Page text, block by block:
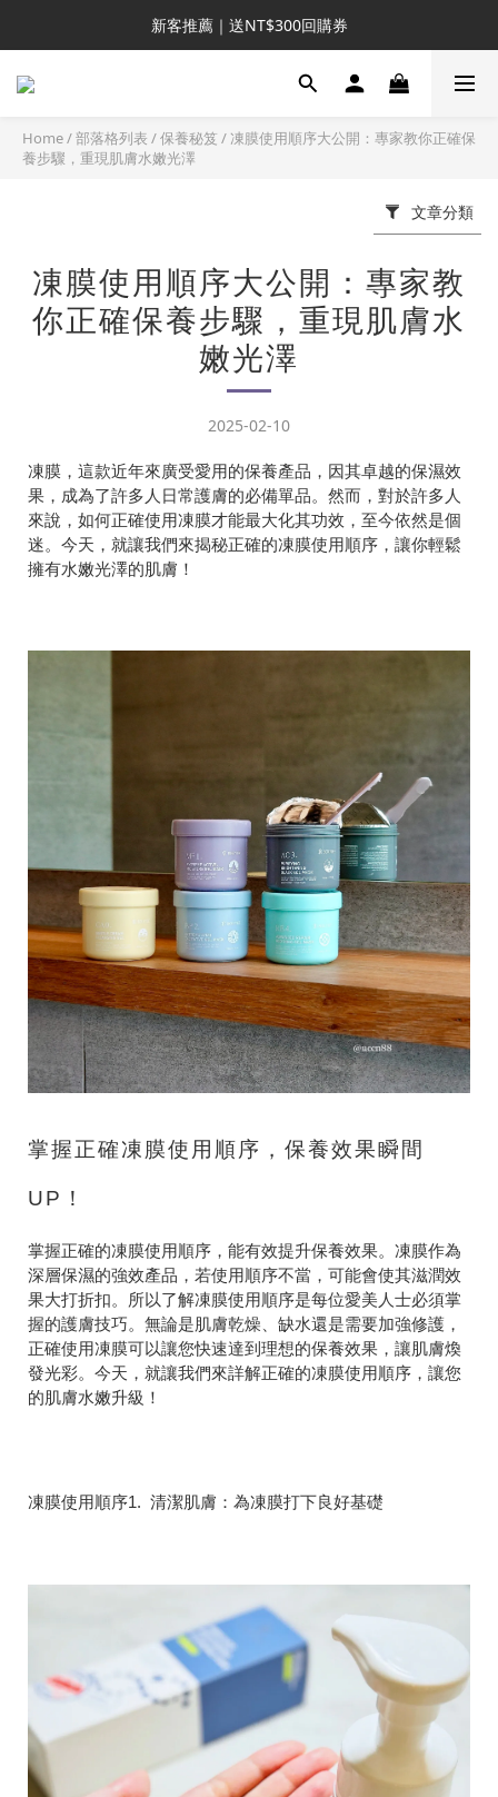
新客推薦｜送NT$300回購券
新客推薦｜送NT$300回購券
升VIP首推｜買4送6起
Home/部落格列表 /保養秘笈 / 凍膜使用順序大公開：專家教你正確保
養步驟，重現肌膚水嫩光澤
文章分類
凍膜使用順序大公開：專家教
你正確保養步驟，重現肌膚水
嫩光澤
2025-02-10
凍膜，這款近年來廣受愛用的保養產品，因其卓越的保濕效
果，成為了許多人日常護膚的必備單品。然而，對於許多人
來說，如何正確使用凍膜才能最大化其功效，至今依然是個
迷。今天，就讓我們來揭秘正確的凍膜使用順序，讓你輕鬆
擁有水嫩光澤的肌膚！
掌握正確凍膜使用順序，保養效果瞬間
UP！
掌握正確的凍膜使用順序，能有效提升保養效果。凍膜作為
深層保濕的強效產品，若使用順序不當，可能會使其滋潤效
果大打折扣。所以了解凍膜使用順序是每位愛美人士必須掌
握的護膚技巧。無論是肌膚乾燥、缺水還是需要加強修護，
正確使用凍膜可以讓您快速達到理想的保養效果，讓肌膚煥
發光彩。今天，就讓我們來詳解正確的凍膜使用順序，讓您
的肌膚水嫩升級！
凍膜使用順序1. 清潔肌膚：為凍膜打下良好基礎